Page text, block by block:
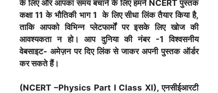
के लिए और आपका समय बचाने के लिए हमने NCERT पुस्तक
कक्षा 11 के भौतिकी भाग 1 के लिए सीधा लिंक तैयार किया है,
ताकि आपको विभिन्न प्लेटफार्मों पर इसके लिए खोज की
आवश्यकता न हो। आप दुनिया की नंबर -1 विश्वसनीय
वेबसाइट- अमेज़न पर दिए लिंक से जाकर अपनी पुस्तक ऑर्डर
कर सकते हैं।
(NCERT –Physics Part I Class XI), एनसीईआरटी